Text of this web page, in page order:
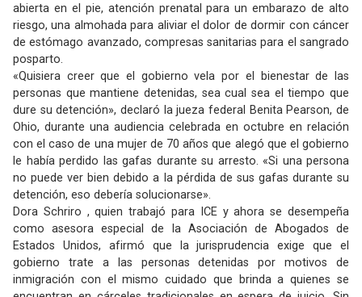
abierta en el pie, atención prenatal para un embarazo de alto
riesgo, una almohada para aliviar el dolor de dormir con cáncer
de estómago avanzado, compresas sanitarias para el sangrado
posparto.
«Quisiera creer que el gobierno vela por el bienestar de las
personas que mantiene detenidas, sea cual sea el tiempo que
dure su detención», declaró la jueza federal Benita Pearson, de
Ohio, durante una audiencia celebrada en octubre en relación
con el caso de una mujer de 70 años que alegó que el gobierno
le había perdido las gafas durante su arresto. «Si una persona
no puede ver bien debido a la pérdida de sus gafas durante su
detención, eso debería solucionarse».
Dora Schriro , quien trabajó para ICE y ahora se desempeña
como asesora especial de la Asociación de Abogados de
Estados Unidos, afirmó que la jurisprudencia exige que el
gobierno trate a las personas detenidas por motivos de
inmigración con el mismo cuidado que brinda a quienes se